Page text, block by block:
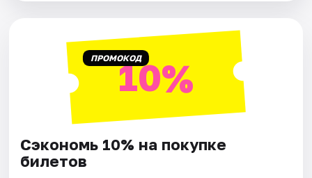
ПРОМОКОД10%
Сэкономь 10% на покупке
билетов